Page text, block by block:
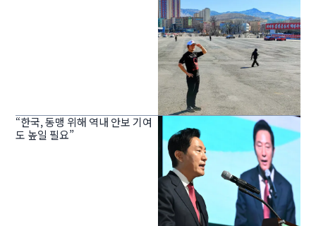
“한국, 동맹 위해 역내 안보 기여
도 높일 필요”